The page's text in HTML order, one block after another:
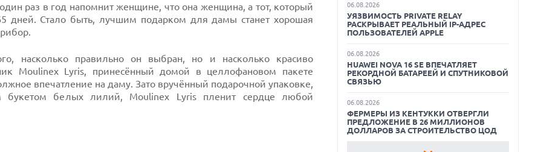
раз в год напомнит женщине, что она женщина, а тот, который
дней. Стало быть, лучшим подарком для дамы станет хорошая
насколько правильно он выбран, но и насколько красиво
Moulinex Lyris, принесённый домой в целлофановом пакете
впечатление на даму. Зато вручённый подарочной упаковке,
белых лилий, Moulinex Lyris пленит сердце любой
E14
КАК БЕЗОПАСНО КУПИТЬ Б/У
ОБЗОР ПЫЛЕСОСА DREAME Z40
AQUACYCLE PRO
ОБЗОР МОНИТОРА MSI PRO MAX 271PHW
E14
06.08.2026
УЯЗВИМОСТЬ PRIVATE RELAY
РАСКРЫВАЕТ РЕАЛЬНЫЙ IP-АДРЕС
ПОЛЬЗОВАТЕЛЕЙ APPLE
06.08.2026
HUAWEI NOVA 16 SE ВПЕЧАТЛЯЕТ
РЕКОРДНОЙ БАТАРЕЕЙ И СПУТНИКОВОЙ
СВЯЗЬЮ
06.08.2026
ФЕРМЕРЫ ИЗ КЕНТУККИ ОТВЕРГЛИ
ПРЕДЛОЖЕНИЕ В 26 МИЛЛИОНОВ
ДОЛЛАРОВ ЗА СТРОИТЕЛЬСТВО ЦОД